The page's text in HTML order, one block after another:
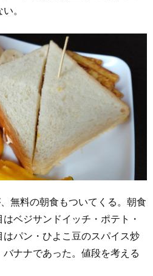
。
無料の朝食もついてくる。朝食
ベジサンドイッチ・ポテト・
パン・ひよこ豆のスパイス炒
ナナであった。値段を考える